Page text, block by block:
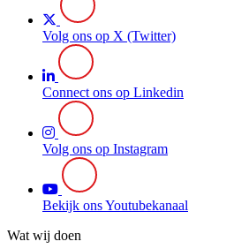
Volg ons op X (Twitter)
Connect ons op Linkedin
Volg ons op Instagram
Bekijk ons Youtubekanaal
Wat wij doen